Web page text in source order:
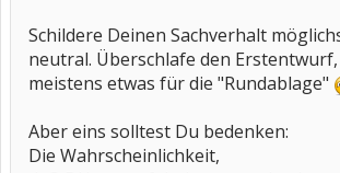
Schildere Deinen Sachverhalt
neutral. Überschlafe den
meistens etwas für die "Rundablage"
Aber eins solltest Du bedenken:
Die Wahrscheinlichkeit,